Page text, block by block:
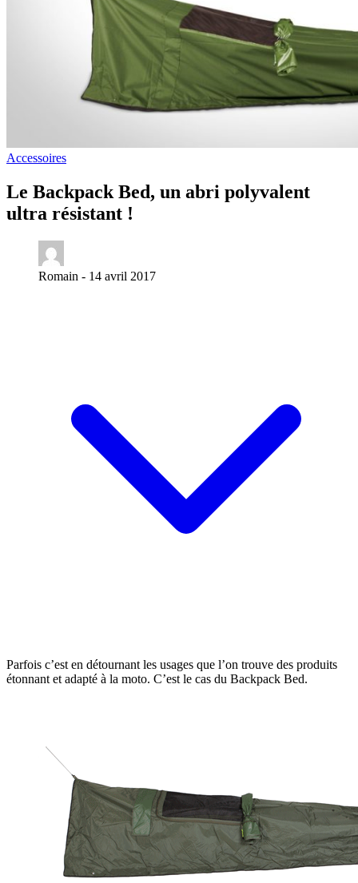
Accessoires
Le Backpack Bed, un abri polyvalent
ultra résistant !
Romain - 14 avril 2017
Parfois c’est en détournant les usages que l’on trouve des produits
étonnant et adapté à la moto. C’est le cas du Backpack Bed.